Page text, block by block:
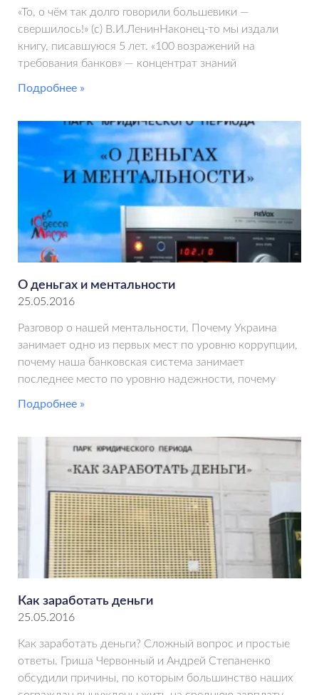
«То, о чём так долго говорили большевики —
свершилось!» (с) В.И.ЛенинНаконец-то мы издали
книгу, писавшуюся 5 лет. «100 возражений на
требования банков» — концентрат знаний
Подробнее »
О деньгах и ментальности
25.05.2016
Разговор о нашей ментальности. Почему Украина
занимает одно из первых мест по уровню коррупции,
почему наша банковская система занимает
последнее место по уровню надежности, почему
Подробнее »
Как заработать деньги
25.05.2016
Как заработать деньги? Сложный вопрос и простые
ответы. Гриша Червонный и Андрей Степаненко
обсудили причины, по которым большинство наших